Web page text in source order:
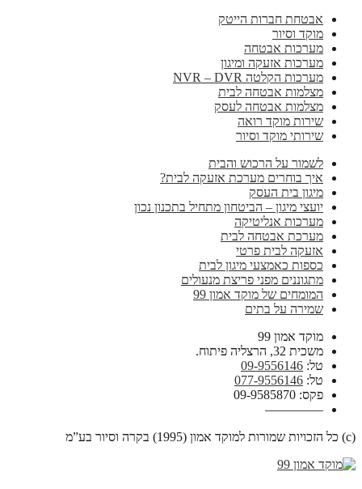
אבטחת חברות הייטק
מוקד וסיור
מערכות אבטחה
מערכות אזעקה ומיגון
מערכות הקלטה NVR – DVR
מצלמות אבטחה לבית
מצלמות אבטחה לעסק
שירות מוקד רואה
שירותי מוקד וסיור
לשמור על הרכוש והבית
איך בוחרים מערכת אזעקה לבית?
מיגון בית העסק
יועצי מיגון – הביטחון מתחיל בתכנון נכון
מערכות אנליטיקה
מערכת אבטחה לבית
אזעקה לבית פרטי
כספות כאמצעי מיגון לבית
מתגוננים מפני פריצת מנעולים
המומחים של מוקד אמון 99
שמירה על בתים
מוקד אמון 99
משכית 32, הרצליה פיתוח.
טל: 09-9556146
טל: 077-9556146
פקס: 09-9585870
————–
(c) כל הזכויות שמורות למוקד אמון (1995) בקרה וסיור בע”מ